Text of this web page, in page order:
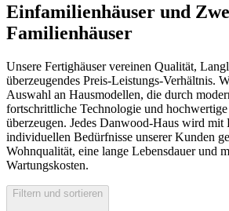
Einfamilienhäuser und
Familienhäuser
Unsere Fertighäuser vereinen Qualität,
überzeugendes Preis-Leistungs-Verhältnis.
Auswahl an Hausmodellen, die durch
fortschrittliche Technologie und
überzeugen. Jedes Danwood-Haus wird
individuellen Bedürfnisse unserer Kunden
Wohnqualität, eine lange Lebensdauer und
Wartungskosten.
Filtern und sortieren